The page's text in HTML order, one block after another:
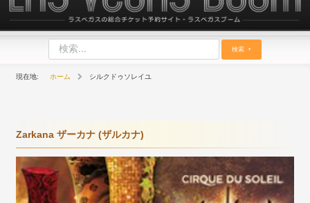
検索
ホーム シルクドゥソレイユ
Zarkana ザーカナ (ザルカナ)